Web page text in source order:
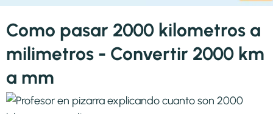
Como pasar 2000 kilometros a
milimetros - Convertir 2000 km
a mm